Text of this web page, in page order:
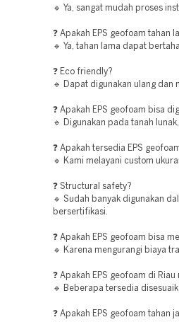
🔹 Ya, sangat mudah proses
❓ Apakah EPS geofoam tahan
🔹 Ya, tahan lama dapat
❓ Eco friendly?
🔹 Dapat digunakan ulang
❓ Apakah EPS geofoam bisa
🔹 Digunakan pada tanah
❓ Apakah tersedia EPS
🔹 Kami melayani custom
❓ Structural safety?
🔹 Sudah banyak digunakan
bersertifikasi.
❓ Apakah EPS geofoam bisa
🔹 Karena mengurangi biaya
❓ Apakah EPS geofoam di
🔹 Beberapa tersedia
❓ Apakah EPS geofoam tahan